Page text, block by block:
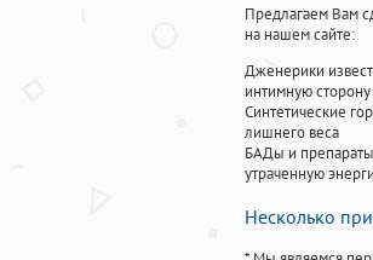
Предлагаем Вам
на нашем сайте:
Дженерики
интимную
Синтетические
лишнего веса
БАДы и
утраченную
Несколько